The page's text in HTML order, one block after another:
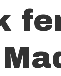
or ESC to